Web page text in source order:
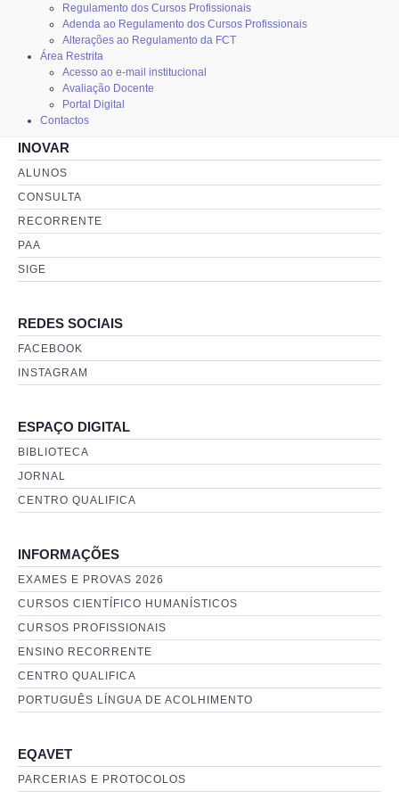
Regulamento dos Cursos Profissionais
Adenda ao Regulamento dos Cursos Profissionais
Alterações ao Regulamento da FCT
Área Restrita
Acesso ao e-mail institucional
Avaliação Docente
Portal Digital
Contactos
INOVAR
ALUNOS
CONSULTA
RECORRENTE
PAA
SIGE
REDES SOCIAIS
FACEBOOK
INSTAGRAM
ESPAÇO DIGITAL
BIBLIOTECA
JORNAL
CENTRO QUALIFICA
INFORMAÇÕES
EXAMES E PROVAS 2026
CURSOS CIENTÍFICO HUMANÍSTICOS
CURSOS PROFISSIONAIS
ENSINO RECORRENTE
CENTRO QUALIFICA
PORTUGUÊS LÍNGUA DE ACOLHIMENTO
EQAVET
PARCERIAS E PROTOCOLOS